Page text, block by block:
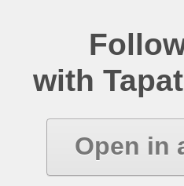
with
Open in